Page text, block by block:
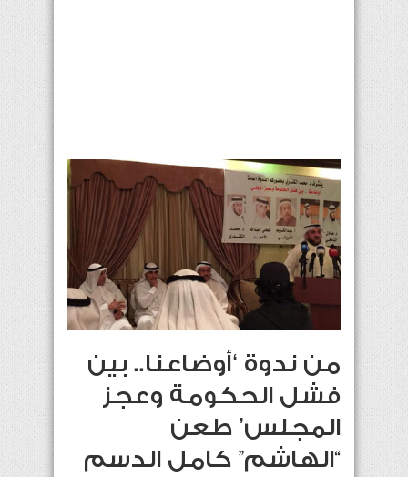
من ندوة ‘أوضاعنا.. بين
فشل الحكومة وعجز
المجلس’ طعن
“الهاشم” كامل الدسم